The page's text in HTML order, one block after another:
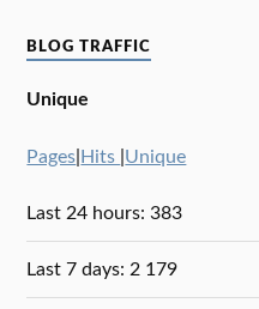
BLOG TRAFFIC
Unique
Pages Hits Unique
Last 24 hours:383
Last 7 days:2 179